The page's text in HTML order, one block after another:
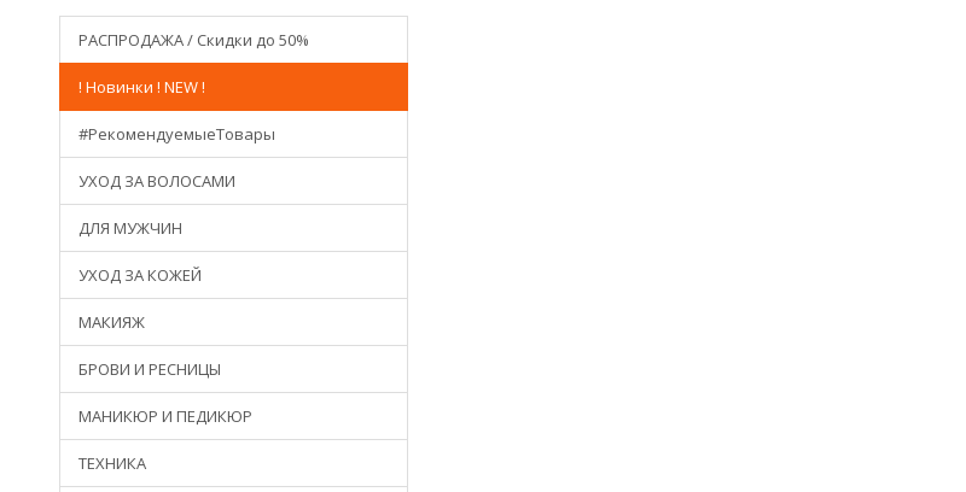
РАСПРОДАЖА / Скидки до 50%
! Новинки ! NEW !
#РекомендуемыеТовары
УХОД ЗА ВОЛОСАМИ
ДЛЯ МУЖЧИН
УХОД ЗА КОЖЕЙ
МАКИЯЖ
БРОВИ И РЕСНИЦЫ
МАНИКЮР И ПЕДИКЮР
ТЕХНИКА